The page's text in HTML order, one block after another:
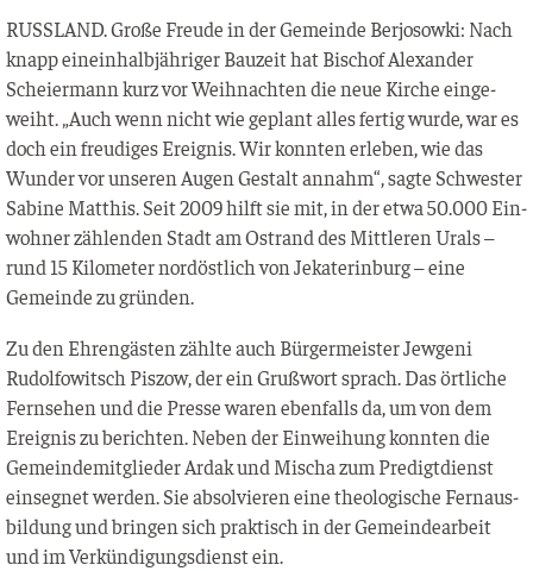
RUSSLAND. Gro­ße Freu­de in der Gemein­de Ber­jo­sow­ki: Nach
knapp ein­ein­halb­jäh­ri­ger Bau­zeit hat Bischof Alex­an­der
Schei­er­mann kurz vor Weih­nach­ten die neue Kir­che ein­ge­
weiht. „Auch wenn nicht wie geplant alles fer­tig wur­de, war es
doch ein freu­di­ges Ereig­nis. Wir konn­ten erle­ben, wie das
Wun­der vor unse­ren Augen Gestalt annahm“, sag­te Schwes­ter
Sabi­ne Mat­this. Seit 2009 hilft sie mit, in der etwa 50.000 Ein­
woh­ner zäh­len­den Stadt am Ost­rand des Mitt­le­ren Urals –
rund 15 Kilo­me­ter nord­öst­lich von Jeka­te­rin­burg – eine
Gemein­de zu gründen.
Zu den Ehren­gäs­ten zähl­te auch Bür­ger­meis­ter Jew­ge­ni
Rudol­fo­witsch Pis­zow, der ein Gruß­wort sprach. Das ört­li­che
Fern­se­hen und die Pres­se waren eben­falls da, um von dem
Ereig­nis zu berich­ten. Neben der Ein­wei­hung konn­ten die
Gemein­de­mit­glie­der Ard­ak und Mischa zum Pre­digt­dienst
ein­seg­net wer­den. Sie absol­vie­ren eine theo­lo­gi­sche Fern­aus­
bil­dung und brin­gen sich prak­tisch in der Gemein­de­ar­beit
und im Ver­kün­di­gungs­dienst ein.